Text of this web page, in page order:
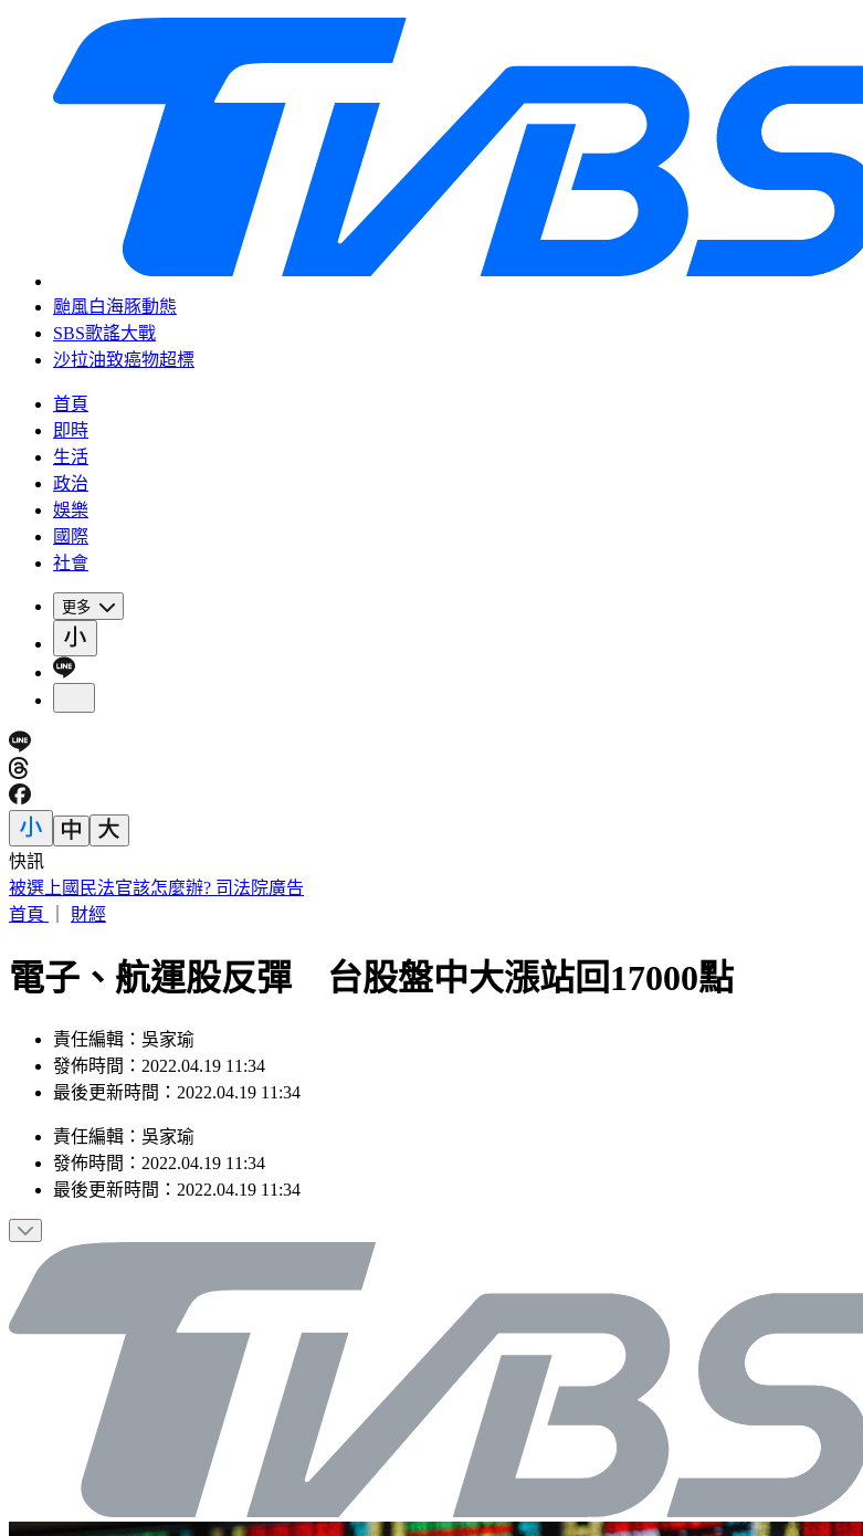
颱風白海豚動態
SBS歌謠大戰
沙拉油致癌物超標
首頁
即時
生活
政治
娛樂
國際
社會
更多
快訊
被選上國民法官該怎麼辦? 司法院廣告
首頁
財經
電子、航運股反彈 台股盤中大漲站回17000點
責任編輯：吳家瑜
發佈時間：2022.04.19 11:34
最後更新時間：2022.04.19 11:34
責任編輯 ： 吳家瑜
發佈時間： 2022.04.19 11:34
最後更新時間： 2022.04.19 11:34